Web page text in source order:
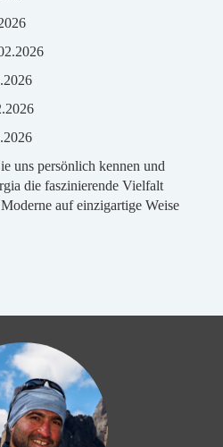
uns persönlich kennen und
die faszinierende Vielfalt
auf einzigartige Weise